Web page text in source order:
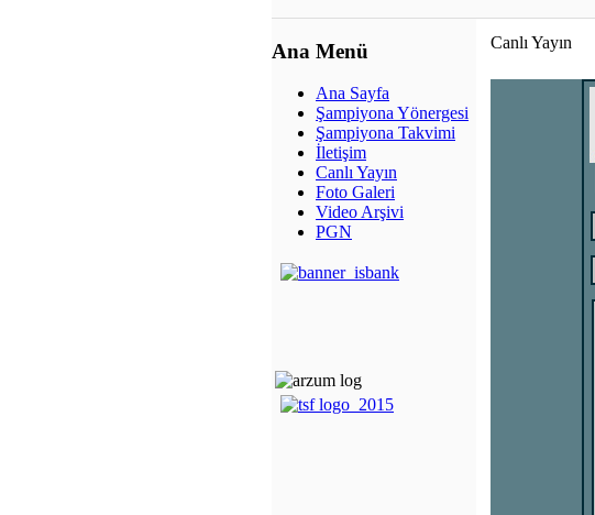
Ana Menü
Ana Sayfa
Şampiyona Yönergesi
Şampiyona Takvimi
İletişim
Canlı Yayın
Foto Galeri
Video Arşivi
PGN
Canlı Yayın